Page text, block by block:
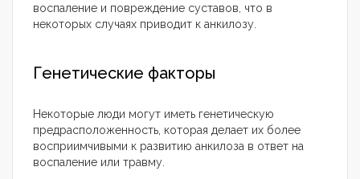
воспаление и повреждение суставов, что в
некоторых случаях приводит к анкилозу.
Генетические факторы
Некоторые люди могут иметь генетическую
предрасположенность, которая делает их более
восприимчивыми к развитию анкилоза в ответ на
воспаление или травму.